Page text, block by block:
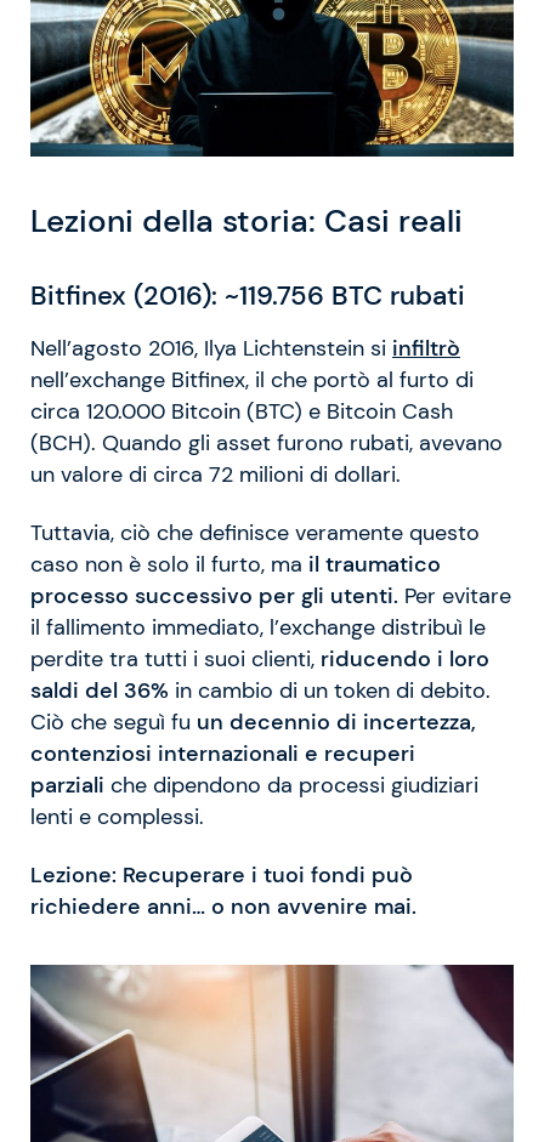
Lezioni della storia: Casi reali
Bitfinex (2016): ~119.756 BTC rubati
Nell’agosto 2016, Ilya Lichtenstein si infiltrò
nell’exchange Bitfinex, il che portò al furto di
circa 120.000 Bitcoin (BTC) e Bitcoin Cash
(BCH). Quando gli asset furono rubati, avevano
un valore di circa 72 milioni di dollari.
Tuttavia, ciò che definisce veramente questo
caso non è solo il furto, ma il traumatico
processo successivo per gli utenti. Per evitare
il fallimento immediato, l’exchange distribuì le
perdite tra tutti i suoi clienti, riducendo i loro
saldi del 36% in cambio di un token di debito.
Ciò che seguì fu un decennio di incertezza,
contenziosi internazionali e recuperi
parziali che dipendono da processi giudiziari
lenti e complessi.
Lezione: Recuperare i tuoi fondi può
richiedere anni… o non avvenire mai.